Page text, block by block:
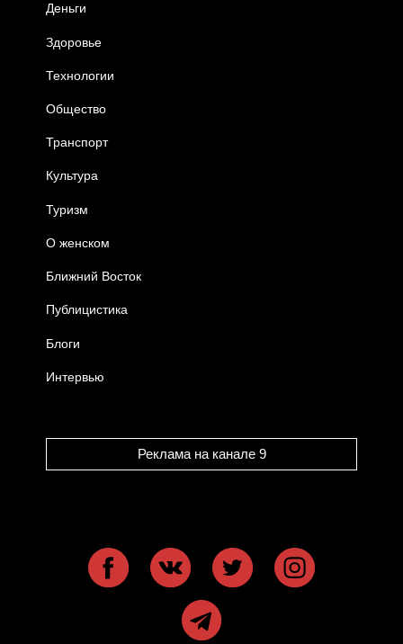
Деньги
Здоровье
Технологии
Общество
Транспорт
Культура
Туризм
О женском
Ближний Восток
Публицистика
Блоги
Интервью
Реклама на канале 9